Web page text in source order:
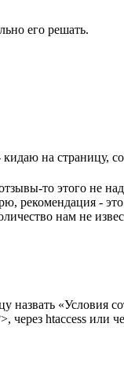
его решать.
на страницу,
то этого не
рекомендация -
нам не
«Условия
через htaccess или